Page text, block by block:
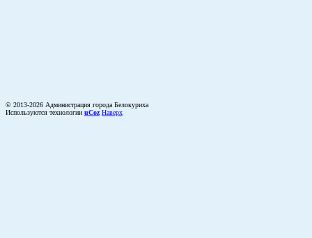
© 2013-2026 Администрация города Белокуриха
Используются технологии uCoz Наверх